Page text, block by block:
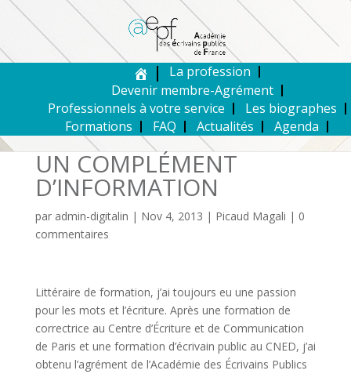
La profession
Devenir membre-Agrément
Professionnels à votre service
Les biographes
Formations
FAQ Actualités Agenda
UN COMPLÉMENT
D’INFORMATION
par admin-digitalin | Nov 4, 2013 | Picaud Magali | 0
commentaires
Littéraire de formation, j’ai toujours eu une passion
pour les mots et l’écriture. Après une formation de
correctrice au Centre d’Écriture et de Communication
de Paris et une formation d’écrivain public au CNED, j’ai
obtenu l’agrément de l’Académie des Écrivains Publics